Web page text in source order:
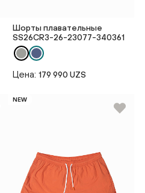
Шорты плавательные
SS26CR3-26-23077-340361
Цена: 179 990 UZS
NEW